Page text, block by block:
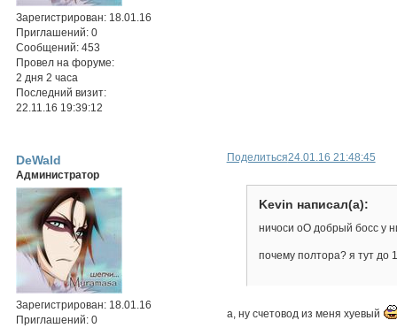
Зарегистрирован: 18.01.16
Приглашений: 0
Сообщений: 453
Провел на форуме:
2 дня 2 часа
Последний визит:
22.11.16 19:39:12
Поделиться24.01.16 21:48:45
DeWald
Администратор
Зарегистрирован: 18.01.16
Приглашений: 0
Kevin написал(а):
ничоси оО добрый босс у
почему полтора? я тут до
а, ну счетовод из меня хуевый